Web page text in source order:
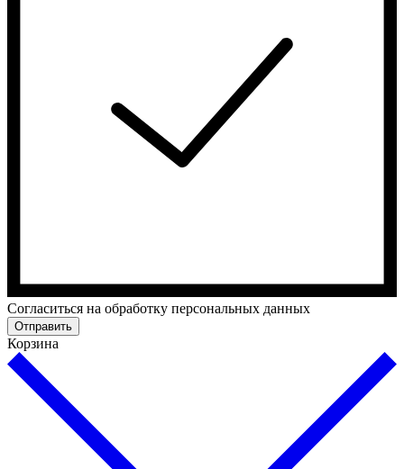
Cогласиться на обработку персональных данных
Отправить
Корзина